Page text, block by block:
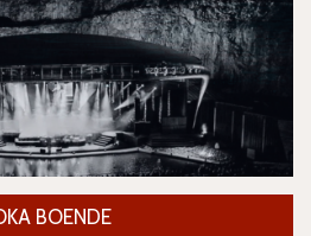
BOENDE